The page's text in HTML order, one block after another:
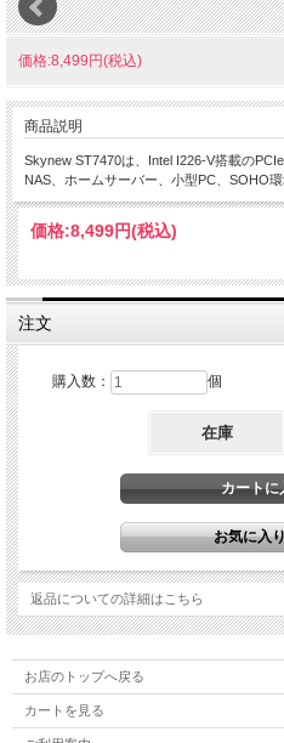
価格:8,499円(税込)
商品説明
Skynew ST7470は、Intel I226-V搭載の
NAS、ホームサーバー、小型PC、SOHO
価格:8,499円(税込)
注文
購入数： 個
在庫
返品についての詳細はこちら
お店のトップへ戻る
カートを見る